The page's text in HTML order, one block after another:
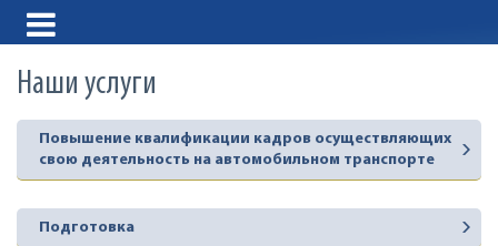
Наши услуги
Повышение квалификации кадров осуществляющих
свою деятельность на автомобильном транспорте
Подготовка